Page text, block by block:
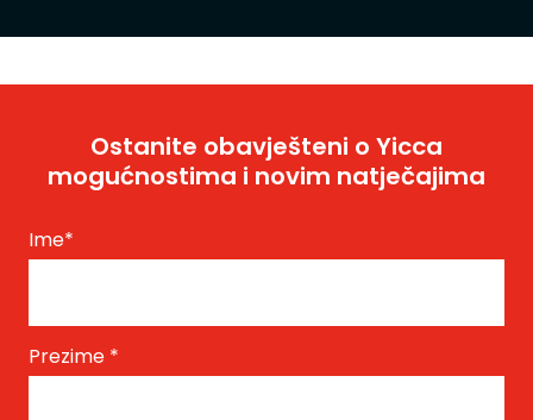
Ostanite obavješteni o Yicca
mogućnostima i novim natječajima
Ime*
Prezime *